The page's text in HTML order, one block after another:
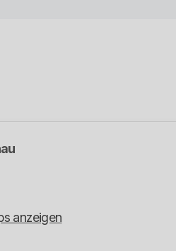
anzeigen